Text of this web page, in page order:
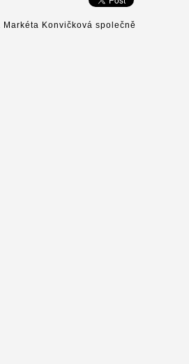
Markéta Konvičková společně